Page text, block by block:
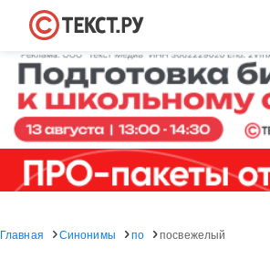
Главная Синонимы по посвежелый